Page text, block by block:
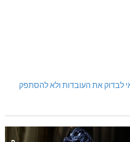
לבדוק את העובדות ולא להסתפק